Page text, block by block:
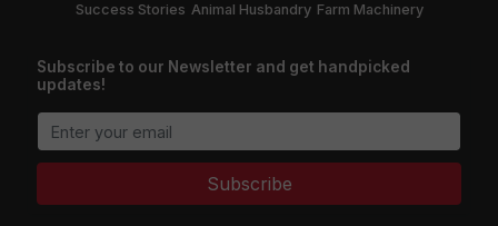
Success Stories Animal Husbandry Farm Machinery
Subscribe to our Newsletter and get handpicked
updates!
Subscribe